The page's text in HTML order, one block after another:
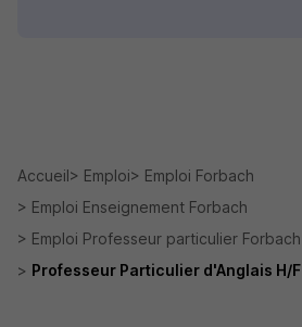
Accueil Emploi
Emploi Forbach
Emploi Enseignement Forbach
Emploi Professeur particulier Forbach
Professeur Particulier d'Anglais H/F